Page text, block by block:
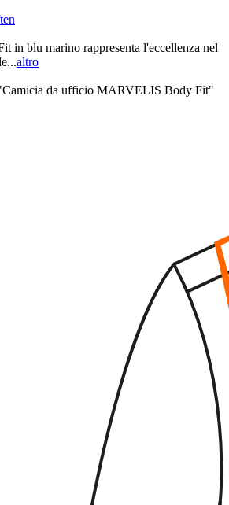
in blu marino rappresenta l'eccellenza nel
altro
da ufficio MARVELIS Body Fit"